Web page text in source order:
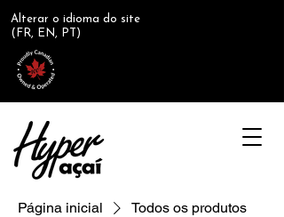
Alterar o idioma do site
(FR, EN, PT)
Página inicial Todos os produtos